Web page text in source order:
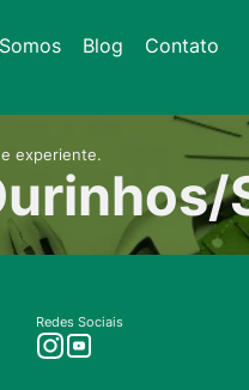
Blog Contato
experiente.
Redes Sociais